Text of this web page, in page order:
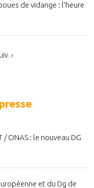
de vidange : l’heure
›
/ ONAS : le nouveau DG
et du Dg de